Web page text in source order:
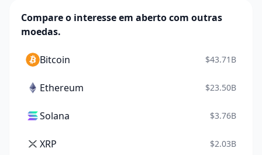
Compare o interesse em aberto com outras
moedas.
Bitcoin $43.71B
Ethereum $23.50B
Solana $3.76B
XRP $2.03B